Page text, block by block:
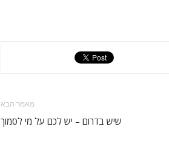
מאמר הבא
שיש בדרום – יש לכם על מי לסמוך